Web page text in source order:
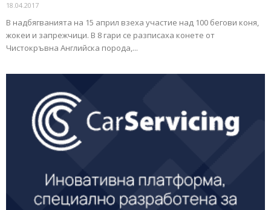
18.04.2017
В надбягванията на 15 април взеха участие над 100 бегови коня,
жокеи и запрежчици. В 8 гари се разписаха конете от
Чистокръвна Английска порода,...